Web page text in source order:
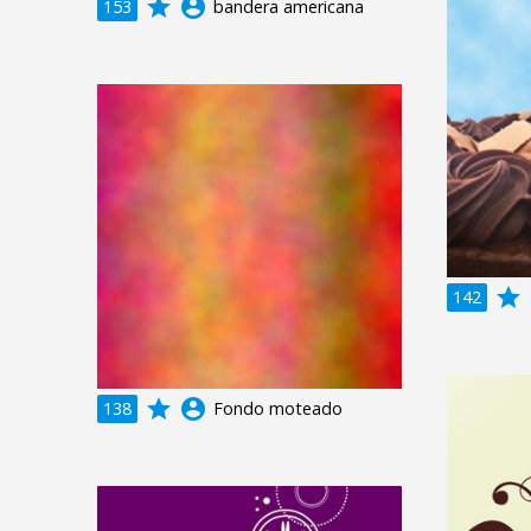
153 grade account_circle bandera americana
142 grade
138 grade account_circle Fondo moteado